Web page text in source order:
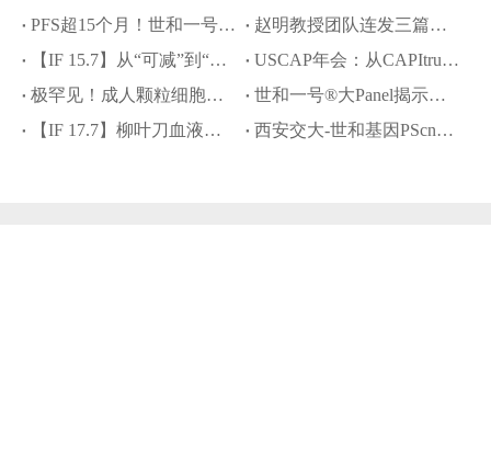
PFS超15个月！世和一号®大Panel助力SMARCA4缺失型肺癌脑转移精准诊疗
赵明教授团队连发三篇学术成果：世和NGS破解罕见肿瘤诊断难题
【IF 15.7】从“可减”到“精减”：泽布替尼助力MCL安全减量化疗，世和NGS定义获益人群
USCAP年会：从CAPItrue研究结果看中国HR+/HER2-晚期乳腺癌精准诊疗进阶之路
极罕见！成人颗粒细胞瘤发生肝样转化，世和一号®大Panel揭示分子驱动机制
世和一号®大Panel揭示肉瘤样/横纹肌样透明细胞肾细胞癌分子图谱及预后治疗标志物
【IF 17.7】柳叶刀血液学顶刊：世和DNA+RNA助力罕见cyCD3+ BPDCN病例精准诊疗
西安交大-世和基因PScnv模型：攻克“无配对样本”CNV高精度检测难题